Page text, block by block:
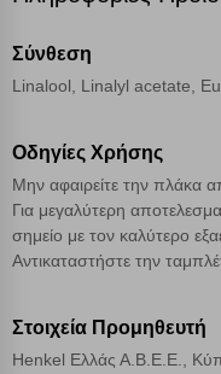
Σύνθεση
Linalool, Linalyl acetate,
Οδηγίες Χρήσης
Μην αφαιρείτε την πλάκα
Για μεγαλύτερη
σημείο με τον καλύτερο
Αντικαταστήστε την
Στοιχεία Προμηθευτή
Henkel Ελλάς Α.Β.Ε.Ε.,